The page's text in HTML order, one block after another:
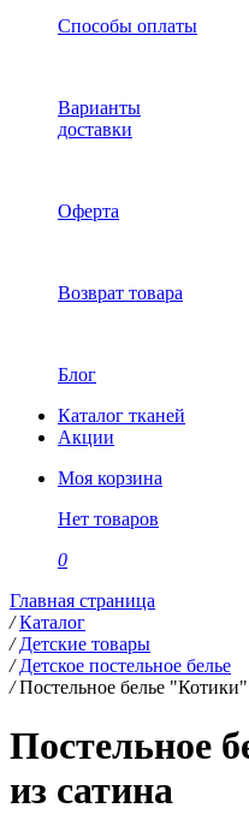
Способы оплаты
Варианты
доставки
Оферта
Возврат товара
Блог
Каталог тканей
Акции
Моя корзина
Нет товаров
0
Главная страница
/ Каталог
/ Детские товары
/ Детское постельное белье
/ Постельное белье "Котики"
Постельное
из сатина